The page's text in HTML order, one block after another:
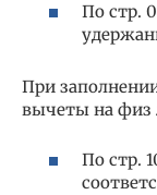
По стр.
При
вычеты на физ
По стр.